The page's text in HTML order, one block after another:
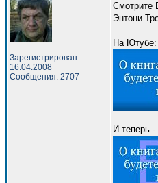
Зарегистрирован:
16.04.2008
Сообщения: 2707
Смотрите
Энтони
На Ютубе:
И теперь